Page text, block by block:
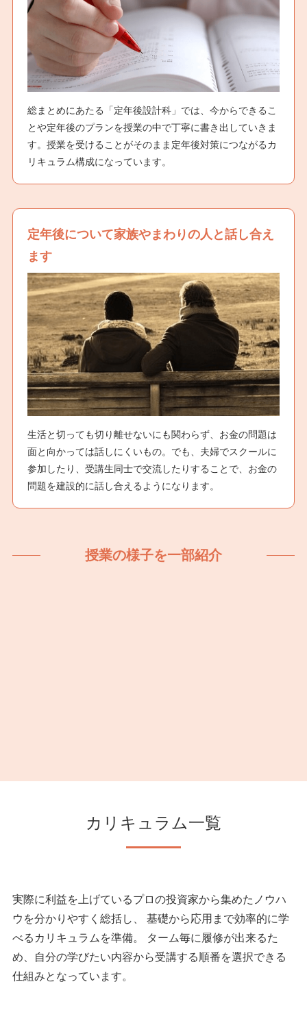
総まとめにあたる「定年後設計科」では、今からできるこ
とや定年後のプランを授業の中で丁寧に書き出していきま
す。授業を受けることがそのまま定年後対策につながるカ
リキュラム構成になっています。
定年後について家族やまわりの人と話し合え
ます
生活と切っても切り離せないにも関わらず、お金の問題は
面と向かっては話しにくいもの。でも、夫婦でスクールに
参加したり、受講生同士で交流したりすることで、お金の
問題を建設的に話し合えるようになります。
授業の様子を一部紹介
カリキュラム一覧
実際に利益を上げているプロの投資家から集めたノウハ
ウを分かりやすく総括し、 基礎から応用まで効率的に学
べるカリキュラムを準備。 ターム毎に履修が出来るた
め、自分の学びたい内容から受講する順番を選択できる
仕組みとなっています。